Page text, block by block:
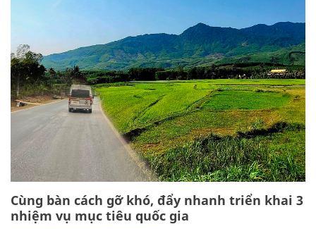
Cùng bàn cách gỡ khó, đẩy nhanh triển khai 3
nhiệm vụ mục tiêu quốc gia